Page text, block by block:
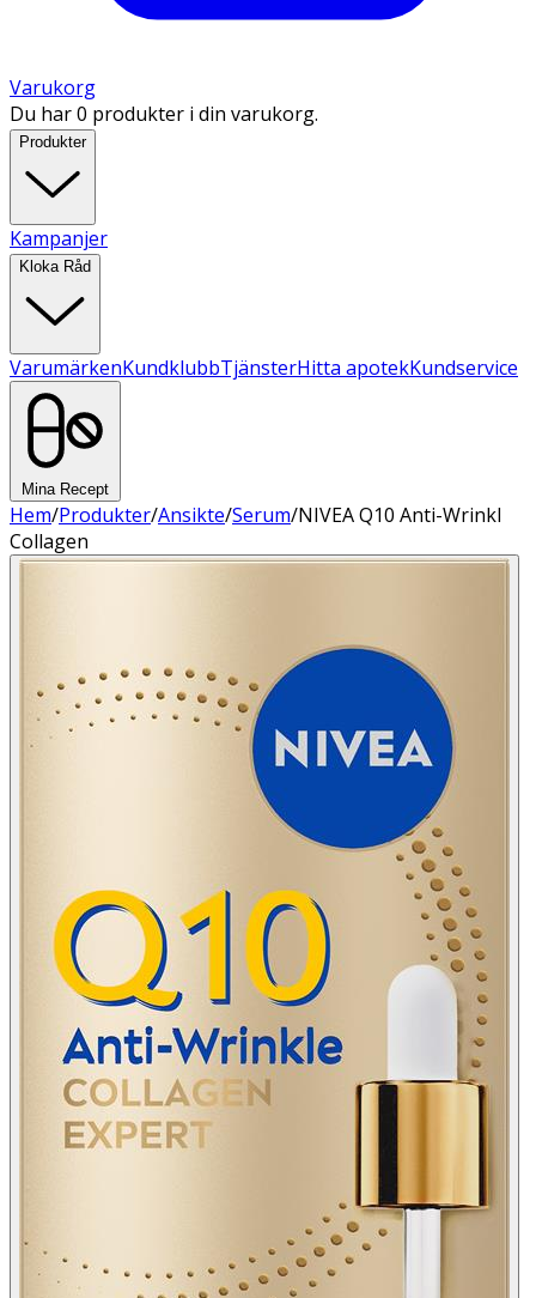
Varukorg
Du har 0 produkter i din varukorg.
Produkter
Kampanjer
Kloka Råd
VarumärkenKundklubbTjänsterHitta apotekKundservice
Mina Recept
Hem/Produkter/Ansikte/Serum/NIVEA Q10 Anti-Wrinkl
Collagen